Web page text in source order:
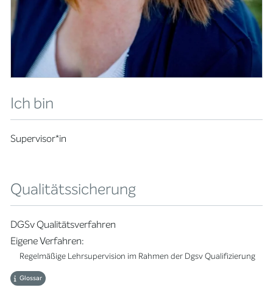
Ich bin
Supervisor*in
Qualitätssicherung
DGSv Qualitätsverfahren
Eigene Verfahren:
Regelmäßige Lehrsupervision im Rahmen der Dgsv Qualifizierung
Glossar